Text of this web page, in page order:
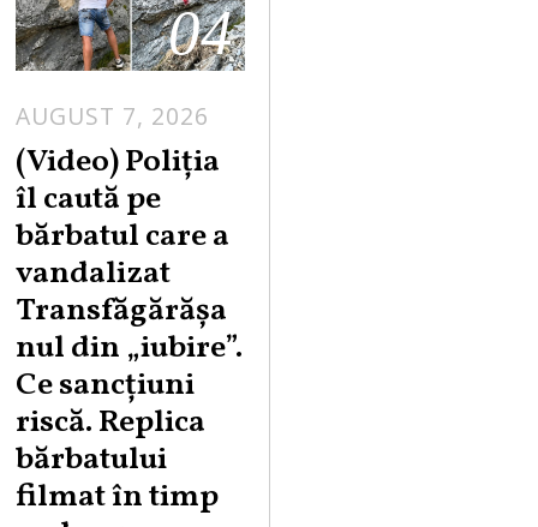
04
AUGUST 7, 2026
U
G
S
7
,
(Video) Poliția
îl caută pe
bărbatul care a
vandalizat
Transfăgărășa
nul din „iubire”.
Ce sancțiuni
riscă. Replica
bărbatului
filmat în timp